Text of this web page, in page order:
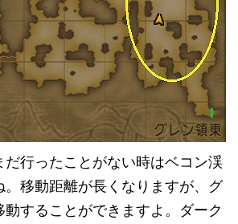
だ行ったことがない時はベコン渓
。移動距離が長くなりますが、グ
動することができますよ。ダーク